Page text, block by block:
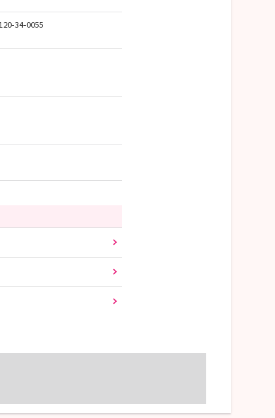
34-0055